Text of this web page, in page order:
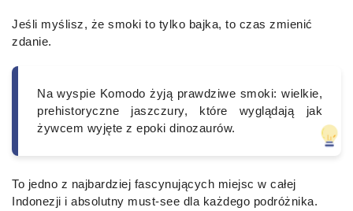
Jeśli myślisz, że smoki to tylko bajka, to czas zmienić
zdanie.
Na wyspie Komodo żyją prawdziwe smoki: wielkie,
prehistoryczne jaszczury, które wyglądają jak
żywcem wyjęte z epoki dinozaurów.
To jedno z najbardziej fascynujących miejsc w całej
Indonezji i absolutny must-see dla każdego podróżnika.